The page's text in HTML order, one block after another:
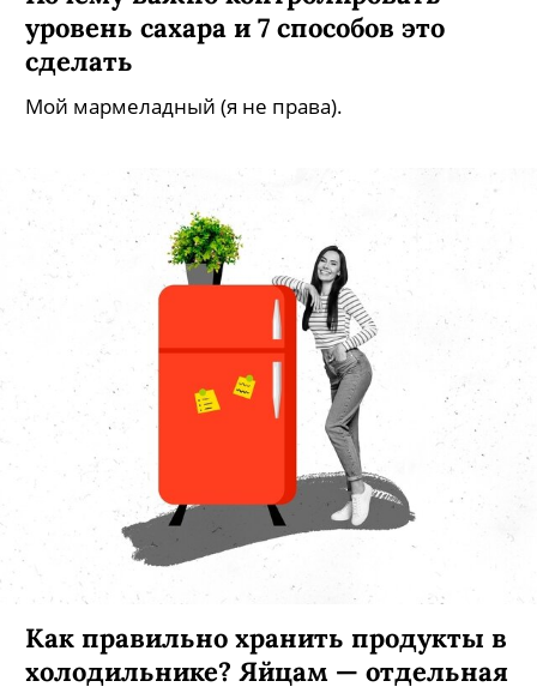
Почему важно контролировать
уровень сахара и 7 способов это
Мой мармеладный (я не права).